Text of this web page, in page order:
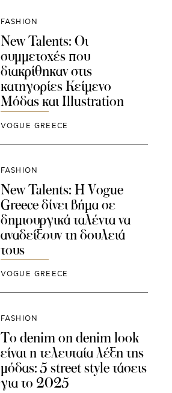
FASHION
New Talents: Οι
συμμετοχές που
διακρίθηκαν στις
κατηγορίες Κείμενο
Μόδας και Illustration
VOGUE GREECE
FASHION
New Talents: Η Vogue
Greece δίνει βήμα σε
δημιουργικά ταλέντα να
αναδείξουν τη δουλειά
τους
VOGUE GREECE
FASHION
Το denim on denim look
είναι η τελευταία λέξη της
μόδας: 5 street style τάσεις
για το 2025